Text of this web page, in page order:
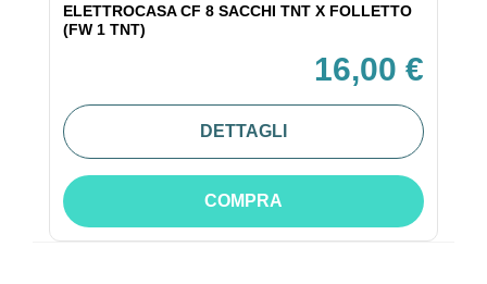
ELETTROCASA CF 8 SACCHI TNT X FOLLETTO
(FW 1 TNT)
16,00 €
DETTAGLI
COMPRA